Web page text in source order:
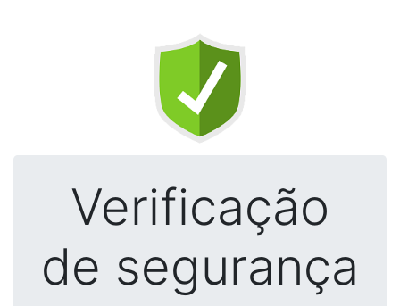
Verificação
de segurança